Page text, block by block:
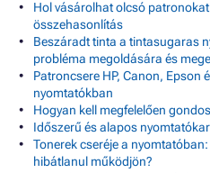
Hol vásárolhat olcsó
összehasonlítás
Beszáradt tinta a tintasugaras
probléma megoldására és
Patroncsere HP, Canon, Epson
nyomtatókban
Hogyan kell megfelelően
Időszerű és alapos
Tonerek cseréje a
hibátlanul működjön?